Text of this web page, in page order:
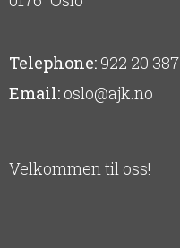
Telephone: 922 20 387
Email: oslo@ajk.no
Velkommen til oss!